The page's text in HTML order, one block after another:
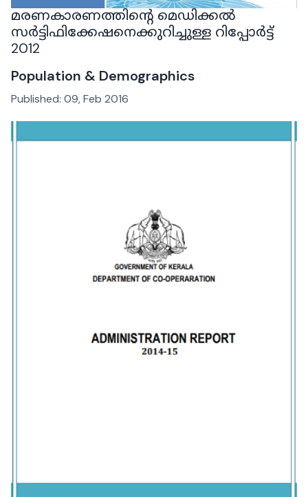
മരണകാരണത്തിൻ്റെ മെഡിക്കൽ
സർട്ടിഫിക്കേഷനെക്കുറിച്ചുള്ള റിപ്പോർട്ട്
2012
Population & Demographics
Published: 09, Feb 2016